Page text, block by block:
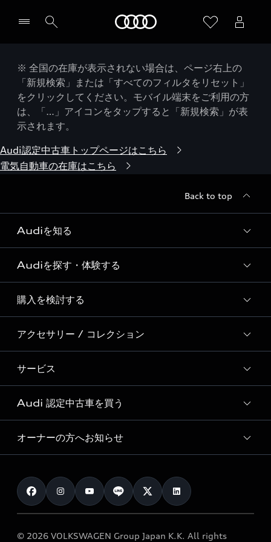
※ 全国の在庫が表示されない場合は、ページ右上の
「新規検索」または「すべてのフィルタをリセット」
をクリックしてください。モバイル端末をご利用の方
は、「…」アイコンをタップすると「新規検索」が表
示されます。
Audi認定中古車トップページはこちら
電気自動車の在庫はこちら
Back to top
Audiを知る
Audi ブランド
Story of Progress
Audi Sport
Formula 1®
デジタルサービス
Audiを探す・体験する
ディーラー検索
新車在庫検索
試乗車・展示車検索
見積り依頼
試乗予約
購入を検討する
モデル一覧
特別仕様モデル / 限定モデル
e-tronラインアップ
価格シミュレーション
車両比較
カタログ一覧
アクセサリー / コレクション
純正アクセサリー
オンラインショップ
Audi collection
アウディナビアプリ
サービス
サービス入庫予約
サービスプログラム
メンテナンス
車検 / 定期点検
e-tronアフターサポート
Audi 認定中古車を買う
Audi認定中古車
クオリティ
保証
メンテナンス
オーナーの方へお知らせ
お知らせ
オーナー様向けキャンペーン
© 2026 VOLKSWAGEN Group Japan K.K. All rights